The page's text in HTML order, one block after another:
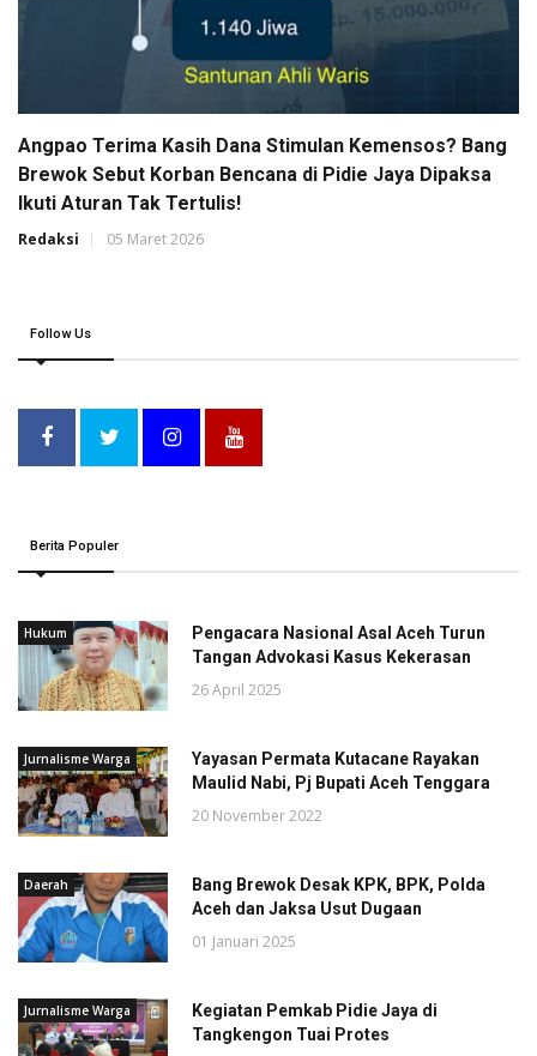
Angpao Terima Kasih Dana Stimulan Kemensos? Bang
Brewok Sebut Korban Bencana di Pidie Jaya Dipaksa
Ikuti Aturan Tak Tertulis!
Redaksi 05 Maret 2026
Follow Us
Berita Populer
Hukum
Pengacara Nasional Asal Aceh Turun
Tangan Advokasi Kasus Kekerasan
26 April 2025
Jurnalisme Warga
Yayasan Permata Kutacane Rayakan
Maulid Nabi, Pj Bupati Aceh Tenggara
20 November 2022
Daerah
Bang Brewok Desak KPK, BPK, Polda
Aceh dan Jaksa Usut Dugaan
01 Januari 2025
Jurnalisme Warga
Kegiatan Pemkab Pidie Jaya di
Tangkengon Tuai Protes